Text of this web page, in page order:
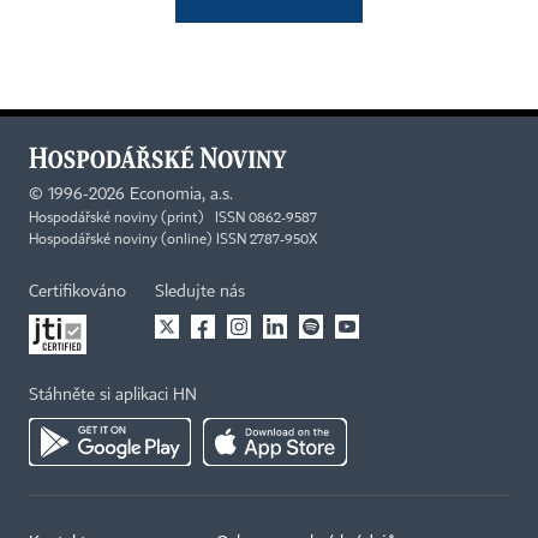
© 1996-2026 Economia, a.s.
Hospodářské noviny (print) ISSN 0862-9587
Hospodářské noviny (online) ISSN 2787-950X
Certifikováno Sledujte nás
Stáhněte si aplikaci HN